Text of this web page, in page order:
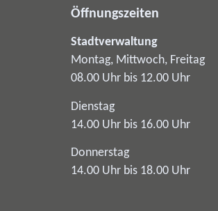
Öffnungszeiten
Stadtverwaltung
Montag, Mittwoch, Freitag
08.00 Uhr bis 12.00 Uhr
Dienstag
14.00 Uhr bis 16.00 Uhr
Donnerstag
14.00 Uhr bis 18.00 Uhr